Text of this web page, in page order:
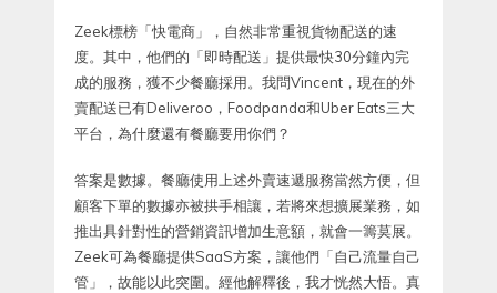
Zeek標榜「快電商」，自然非常重視貨物配送的速
度。其中，他們的「即時配送」提供最快30分鐘內完
成的服務，獲不少餐廳採用。我問Vincent，現在的外
賣配送已有Deliveroo，Foodpanda和Uber Eats三大
平台，為什麼還有餐廳要用你們？
答案是數據。餐廳使用上述外賣速遞服務當然方便，但
顧客下單的數據亦被拱手相讓，若將來想擴展業務，如
推出具針對性的營銷資訊增加生意額，就會一籌莫展。
Zeek可為餐廳提供SaaS方案，讓他們「自己流量自己
管」，故能以此突圍。經他解釋後，我才恍然大悟。真